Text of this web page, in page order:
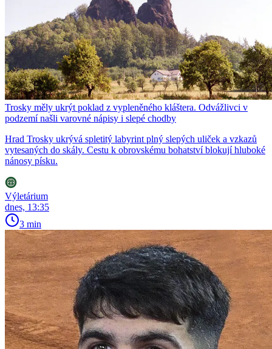
Trosky měly ukrýt poklad z vypleněného kláštera. Odvážlivci v
podzemí našli varovné nápisy i slepé chodby
Hrad Trosky ukrývá spletitý labyrint plný slepých uliček a vzkazů
vytesaných do skály. Cestu k obrovskému bohatství blokují hluboké
nánosy písku.
Výletárium
dnes, 13:35
3 min